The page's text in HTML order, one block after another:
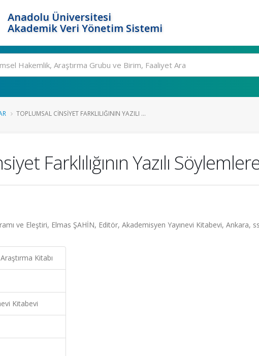
Anadolu Üniversitesi
Akademik Veri Yönetim Sistemi
TOPLUMSAL CINSIYET FARKLILIĞININ YAZILI ...
Farklılığının Yazılı
ve Eleştiri, Elmas ŞAHİN, Editör, Akademisyen Yayınevi Kitabevi, Ankara,
Kitabı
Kitabevi